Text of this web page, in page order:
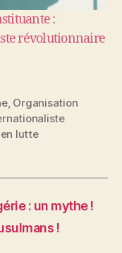
:
révolutionnaire
, Organisation
lutte
: un mythe !
!